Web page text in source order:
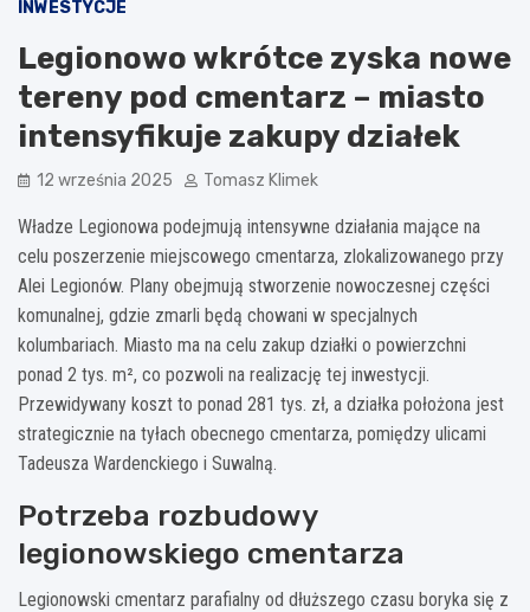
INWESTYCJE
Legionowo wkrótce zyska nowe
tereny pod cmentarz – miasto
intensyfikuje zakupy działek
12 września 2025 Tomasz Klimek
Władze Legionowa podejmują intensywne działania mające na
celu poszerzenie miejscowego cmentarza, zlokalizowanego przy
Alei Legionów. Plany obejmują stworzenie nowoczesnej części
komunalnej, gdzie zmarli będą chowani w specjalnych
kolumbariach. Miasto ma na celu zakup działki o powierzchni
ponad 2 tys. m², co pozwoli na realizację tej inwestycji.
Przewidywany koszt to ponad 281 tys. zł, a działka położona jest
strategicznie na tyłach obecnego cmentarza, pomiędzy ulicami
Tadeusza Wardenckiego i Suwalną.
Potrzeba rozbudowy
legionowskiego cmentarza
Legionowski cmentarz parafialny od dłuższego czasu boryka się z